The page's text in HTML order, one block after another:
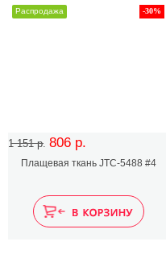
1 151 р. 806 р.
-30%
Распродажа
Плащевая ткань JTC-5488 #4